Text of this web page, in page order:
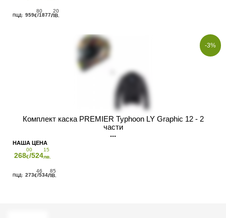
959
80
€/1877
20
ЛВ.
-3%
Комплект каска PREMIER Typhoon LY Graphic 12 - 2
части
268
00
€/524
15
лв.
273
46
€/534
85
ЛВ.